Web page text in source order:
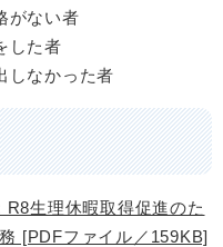
がない者
した者
しなかった者
R8生理休暇取得促進のた
[PDFファイル／159KB]